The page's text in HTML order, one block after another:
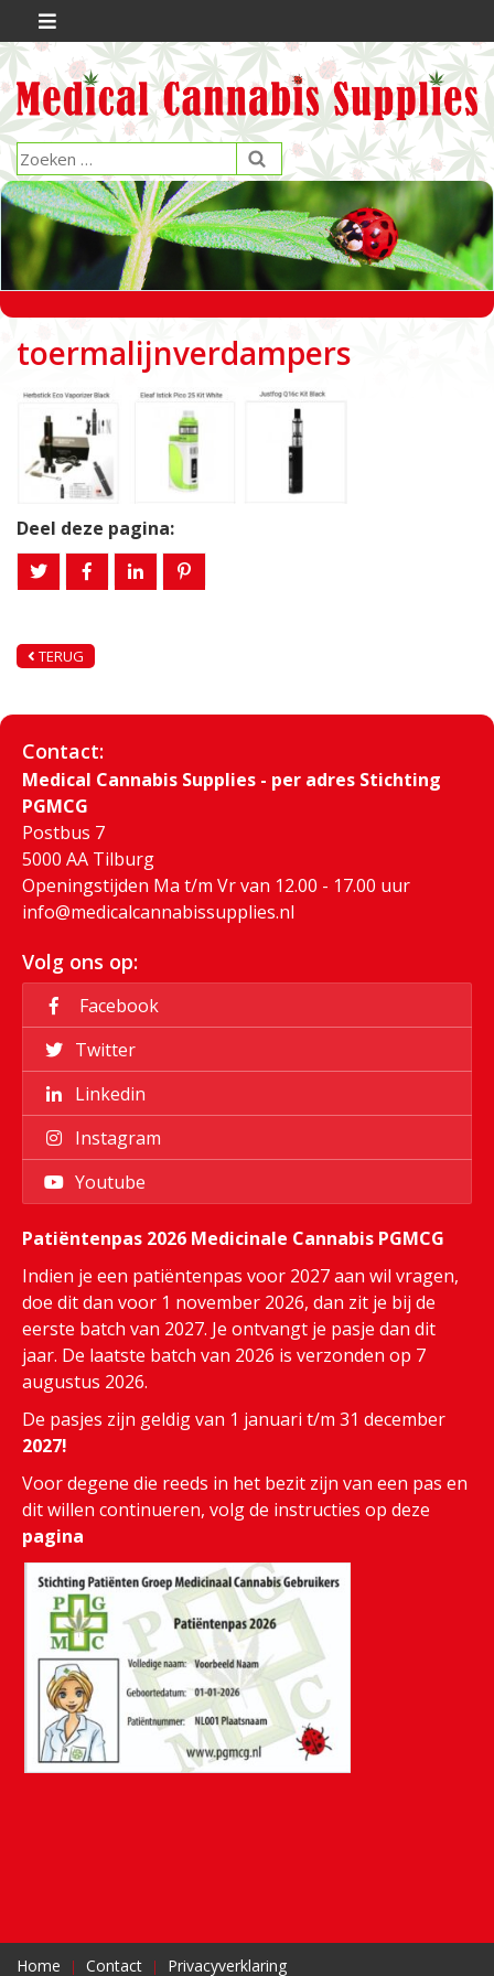
toermalijnverdampers
Deel deze pagina:
TERUG
Contact:
Medical Cannabis Supplies - per adres Stichting
PGMCG
Postbus 7
5000 AA Tilburg
Openingstijden Ma t/m Vr van 12.00 - 17.00 uur
info@medicalcannabissupplies.nl
Volg ons op:
Facebook
Twitter
Linkedin
Instagram
Youtube
Patiëntenpas 2026 Medicinale Cannabis PGMCG
Indien je een patiëntenpas voor 2027 aan wil vragen,
doe dit dan voor 1 november 2026, dan zit je bij de
eerste batch van 2027. Je ontvangt je pasje dan dit
jaar. De laatste batch van 2026 is verzonden op 7
augustus 2026.
De pasjes zijn geldig van 1 januari t/m 31 december
2027!
Voor degene die reeds in het bezit zijn van een pas en
dit willen continueren, volg de instructies op deze
pagina
Home Contact Privacyverklaring